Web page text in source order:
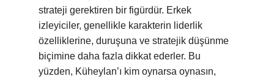
strateji gerektiren bir figürdür. Erkek
izleyiciler, genellikle karakterin liderlik
özelliklerine, duruşuna ve stratejik düşünme
biçimine daha fazla dikkat ederler. Bu
yüzden, Küheylan’ı kim oynarsa oynasın,